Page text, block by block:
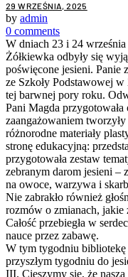
29 WRZEŚNIA, 2025
by admin
0 comments
W dniach 23 i 24
Żółkiewka odbyły się
poświęcone jesieni. Panie
ze Szkoły Podstawowej
tej barwnej pory roku.
Pani Magda
zaangażowaniem
różnorodne materiały
stronę edukacyjną:
przygotowała zestaw
zebranym darom jesieni –
na owoce, warzywa i
Nie zabrakło również
rozmów o zmianach, jakie
Całość przebiegła w
nauce przez zabawę.
W tym tygodniu
przyszłym tygodniu do
III. Cieszymy się, że